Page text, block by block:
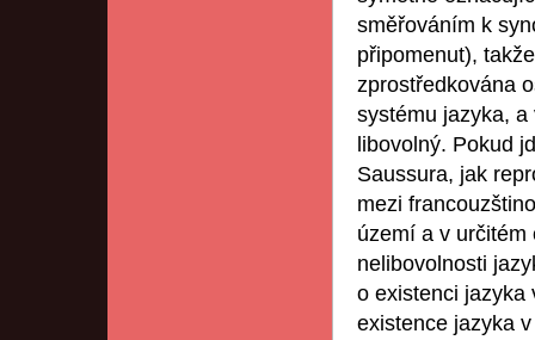
směřováním k
připomenut),
zprostředkována
systému jazyka,
libovolný. Pokud
Saussura, jak
mezi
území a v
nelibovolnosti
o existenci jazyka
existence jazyka